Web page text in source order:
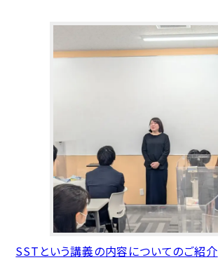
SSTという講義の内容についてのご紹介